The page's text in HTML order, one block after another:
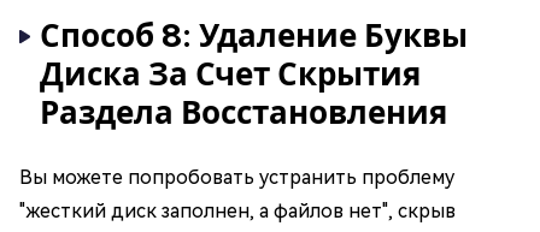
Способ 8: Удаление Буквы
Диска За Счет Скрытия
Раздела Восстановления
Вы можете попробовать устранить проблему
"жесткий диск заполнен, а файлов нет", скрыв